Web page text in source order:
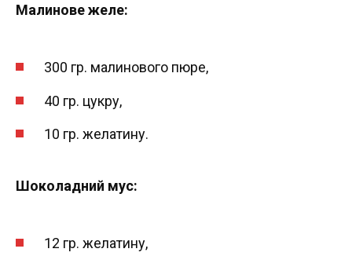
Малинове желе:
300 гр. малинового пюре,
40 гр. цукру,
10 гр. желатину.
Шоколадний мус:
12 гр. желатину,